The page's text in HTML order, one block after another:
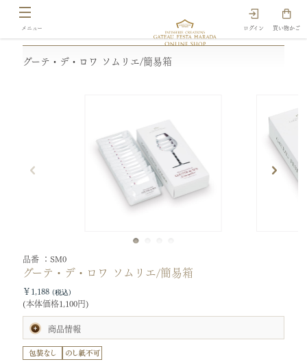
ログイン 買い物かご
グーテ・デ・ロワ ソムリエ/簡易箱
グーテ・デ・ロワ ソムリエ/簡易箱
￥1,188
(本体価格1,100円)
品番 SM0
商品情報
賞味期限:製造日より70日
(お届けの商品は、賞味期間の半分以上を有したものです。)